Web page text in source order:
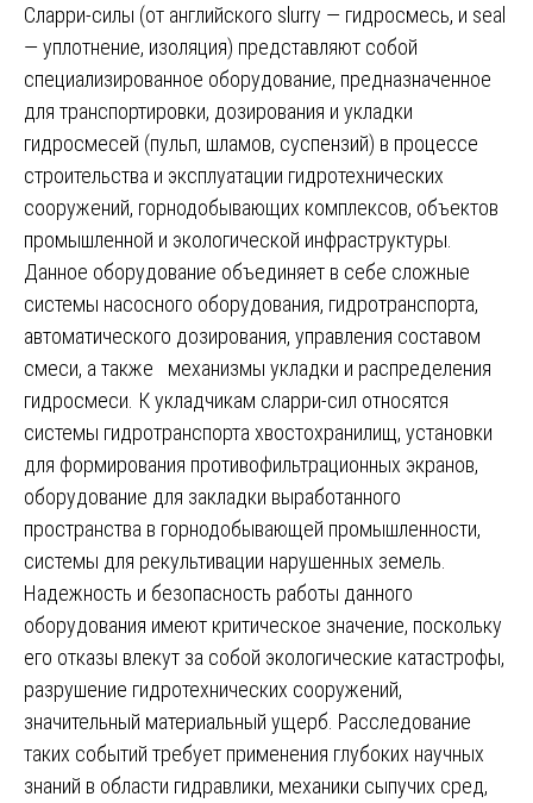
Сларри-силы (от английского slurry — гидросмесь, и seal
— уплотнение, изоляция) представляют собой
специализированное оборудование, предназначенное
для транспортировки, дозирования и укладки
гидросмесей (пульп, шламов, суспензий) в процессе
строительства и эксплуатации гидротехнических
сооружений, горнодобывающих комплексов, объектов
промышленной и экологической инфраструктуры.
Данное оборудование объединяет в себе сложные
системы насосного оборудования, гидротранспорта,
автоматического дозирования, управления составом
смеси, а также механизмы укладки и распределения
гидросмеси. К укладчикам сларри-сил относятся
системы гидротранспорта хвостохранилищ, установки
для формирования противофильтрационных экранов,
оборудование для закладки выработанного
пространства в горнодобывающей промышленности,
системы для рекультивации нарушенных земель.
Надежность и безопасность работы данного
оборудования имеют критическое значение, поскольку
его отказы влекут за собой экологические катастрофы,
разрушение гидротехнических сооружений,
значительный материальный ущерб. Расследование
таких событий требует применения глубоких научных
знаний в области гидравлики, механики сыпучих сред,